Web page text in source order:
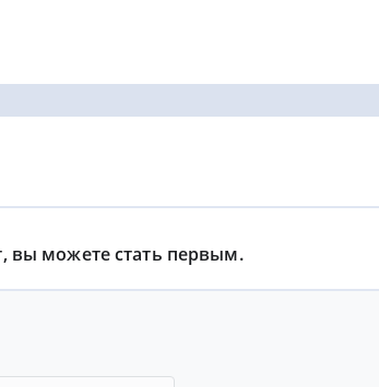
вы можете стать первым.